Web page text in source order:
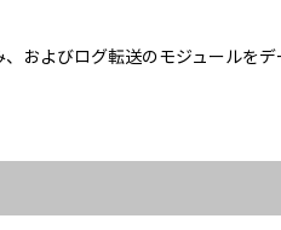
およびログ転送のモジュールを